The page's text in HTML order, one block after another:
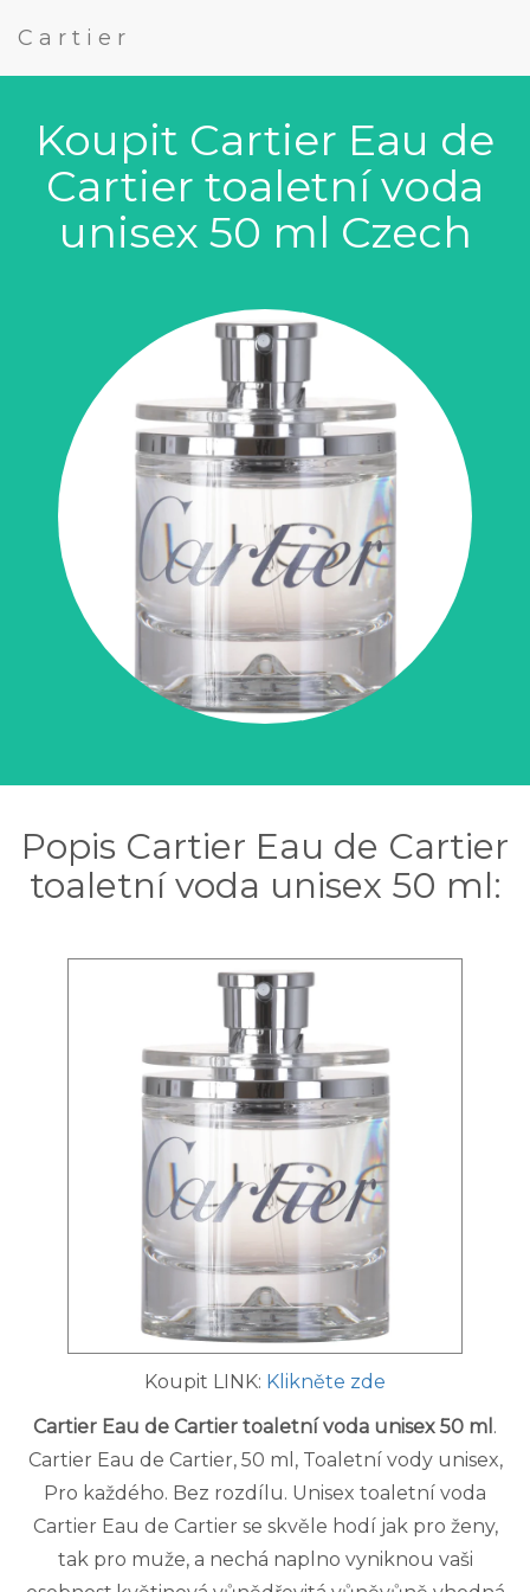
Cartier
Koupit Cartier Eau de
Cartier toaletní voda
unisex 50 ml Czech
Popis Cartier Eau de Cartier
toaletní voda unisex 50 ml:
Koupit LINK: Klikněte zde
Cartier Eau de Cartier toaletní voda unisex 50 ml .
Cartier Eau de Cartier, 50 ml, Toaletní vody unisex,
Pro každého. Bez rozdílu. Unisex toaletní voda
Cartier Eau de Cartier se skvěle hodí jak pro ženy,
tak pro muže, a nechá naplno vyniknou vaši